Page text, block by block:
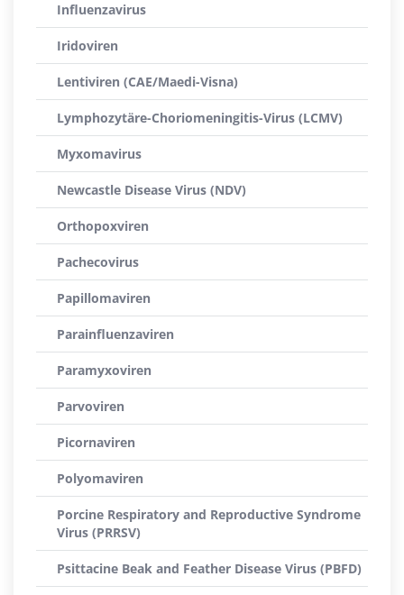
Influenzavirus
Iridoviren
Lentiviren (CAE/Maedi-Visna)
Lymphozytäre-Choriomeningitis-Virus (LCMV)
Myxomavirus
Newcastle Disease Virus (NDV)
Orthopoxviren
Pachecovirus
Papillomaviren
Parainfluenzaviren
Paramyxoviren
Parvoviren
Picornaviren
Polyomaviren
Porcine Respiratory and Reproductive Syndrome
Virus (PRRSV)
Psittacine Beak and Feather Disease Virus (PBFD)